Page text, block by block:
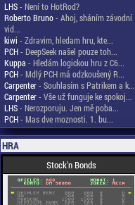
LHS- Není to HotRod?
Roberto Bruno- Ahoj, sháním závodní
vid...
kiwi - Zdravim, hledam hru, kte...
PCH- DeepSeek našel pouze toh...
Kuppa - Hledám logickou hru z C6...
PCH- Mdlý PCH má odzkoušený R...
Carpenter- Souhlasím s Patrikem a k...
Carpenter- Vše už funguje ke spokoj...
LHS- Nerozporuju. Jen mě poba...
PCH- Mas dve moznosti. 1. bu...
HRA
Stock'n Bonds